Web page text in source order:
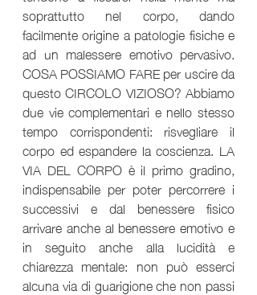
soprattutto nel corpo, dando
facilmente origine a patologie fisiche e
ad un malessere emotivo pervasivo.
COSA POSSIAMO FARE per uscire da
questo CIRCOLO VIZIOSO? Abbiamo
due vie complementari e nello stesso
tempo corrispondenti: risvegliare il
corpo ed espandere la coscienza. LA
VIA DEL CORPO è il primo gradino,
indispensabile per poter percorrere i
successivi e dal benessere fisico
arrivare anche al benessere emotivo e
in seguito anche alla lucidità e
chiarezza mentale: non può esserci
alcuna via di guarigione che non passi